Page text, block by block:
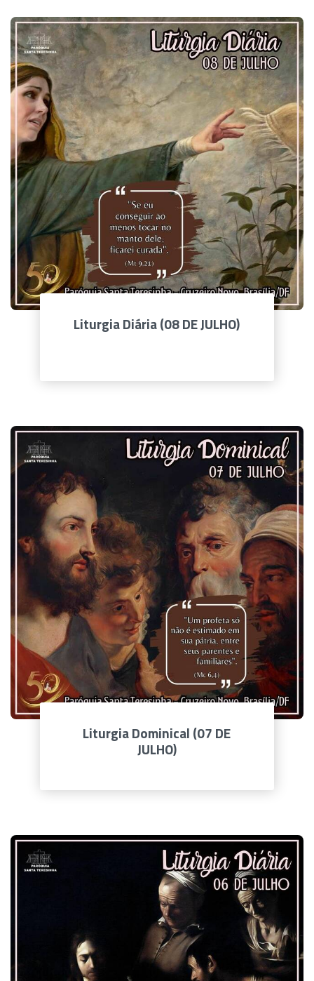
Liturgia Diária (08 DE JULHO)
Liturgia Dominical (07 DE
JULHO)